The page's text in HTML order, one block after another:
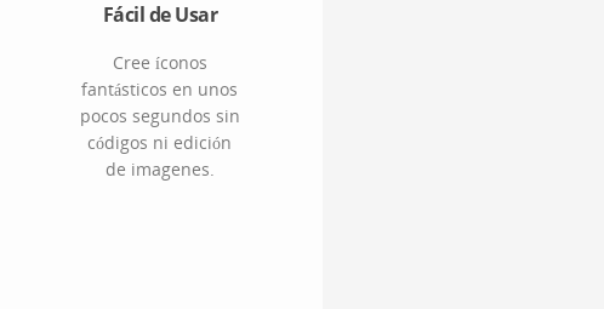
Fácil de Usar
Cree íconos
fantásticos en unos
pocos segundos sin
códigos ni edición
de imagenes.